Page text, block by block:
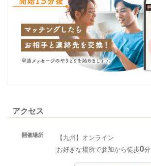
アクセス
開催場所
【九州】オンライン
お好きな場所で参加から徒歩0分